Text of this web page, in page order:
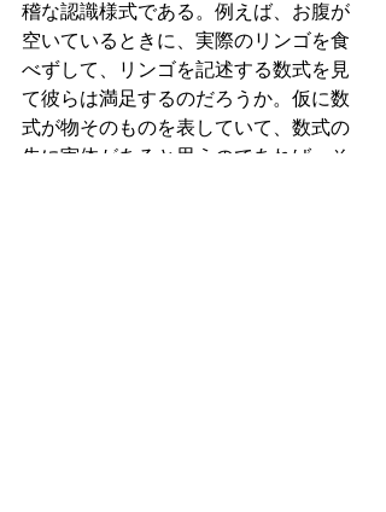
稽な認識様式である。例えば、お腹が
空いているときに、実際のリンゴを食
べずして、リンゴを記述する数式を見
て彼らは満足するのだろうか。仮に数
式が物そのものを表していて、数式の
先に実体があると思うのであれば、そ